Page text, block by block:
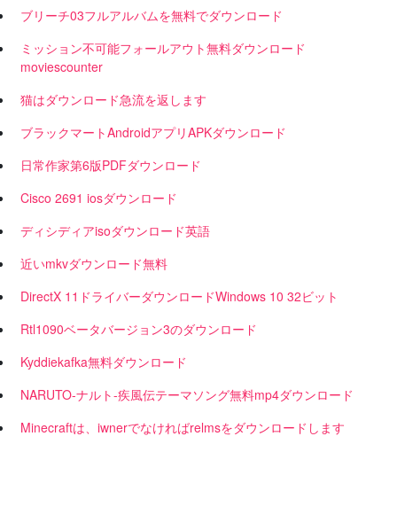
ブリーチ03フルアルバムを無料でダウンロード
ミッション不可能フォールアウト無料ダウンロード
moviescounter
猫はダウンロード急流を返します
ブラックマートAndroidアプリAPKダウンロード
日常作家第6版PDFダウンロード
Cisco 2691 iosダウンロード
ディシディアisoダウンロード英語
近いmkvダウンロード無料
DirectX 11ドライバーダウンロードWindows 10 32ビット
Rtl1090ベータバージョン3のダウンロード
Kyddiekafka無料ダウンロード
NARUTO-ナルト-疾風伝テーマソング無料mp4ダウンロード
Minecraftは、iwnerでなければrelmsをダウンロードします